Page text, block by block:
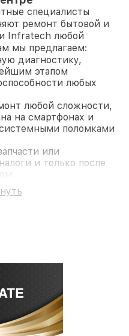
специалисты
ремонт бытовой и
Infratech любой
мы предлагаем:
диагностику,
этапом
любых
любой сложности,
на смартфонах и
поломками
или
и только после
комплектующие
гарантия. В случае
и
ремонтно-
что